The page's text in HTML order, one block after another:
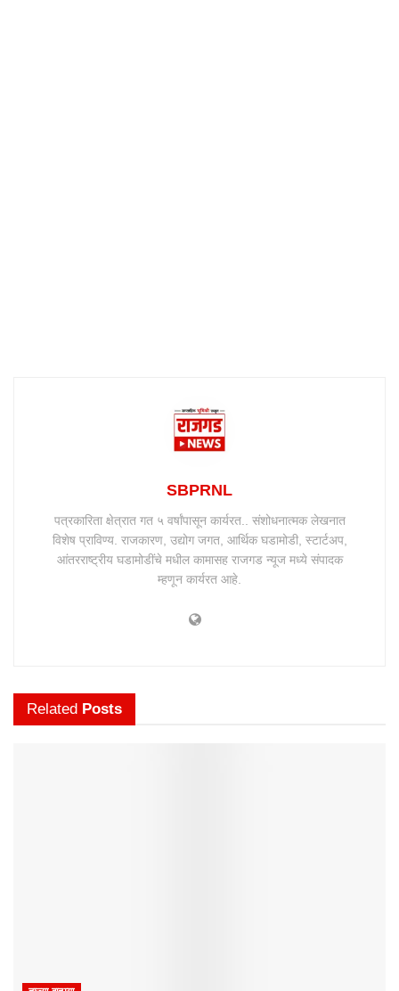
SBPRNL
पत्रकारिता क्षेत्रात गत ५ वर्षांपासून कार्यरत.. संशोधनात्मक लेखनात
विशेष प्राविण्य. राजकारण, उद्योग जगत, आर्थिक घडामोडी, स्टार्टअप,
आंतरराष्ट्रीय घडामोडींचे मधील कामासह राजगड न्यूज मध्ये संपादक
म्हणून कार्यरत आहे.
Related Posts